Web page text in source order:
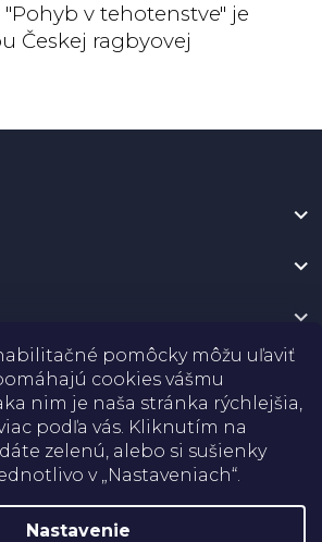
pomôcky môžu uľaviť
cookies vášmu
nim je naša stránka rýchlejšia,
podľa vás. Kliknutím na
zelenú, alebo si sušienky
v „Nastaveniach“.
Nastavenie
v tehotenstve" je
Českej ragbyovej